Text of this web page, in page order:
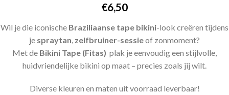
€6,50
Wil je die iconische Braziliaanse tape bikini-look creëren tijdens
je spraytan, zelfbruiner-sessieof zonmoment?
Met de Bikini Tape (Fitas) plak je eenvoudig een stijlvolle,
huidvriendelijke bikini op maat – precies zoals jij wilt.
Diverse kleuren en maten uit voorraad leverbaar!